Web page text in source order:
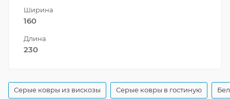
Ширина
160
Длина
230
Серые ковры из вискозы Серые ковры в гостиную